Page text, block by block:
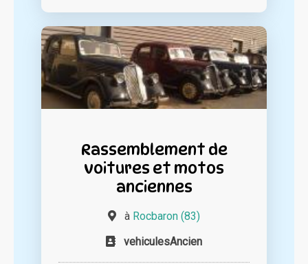
Rassemblement de
voitures et motos
anciennes
à Rocbaron (83)
vehiculesAncien